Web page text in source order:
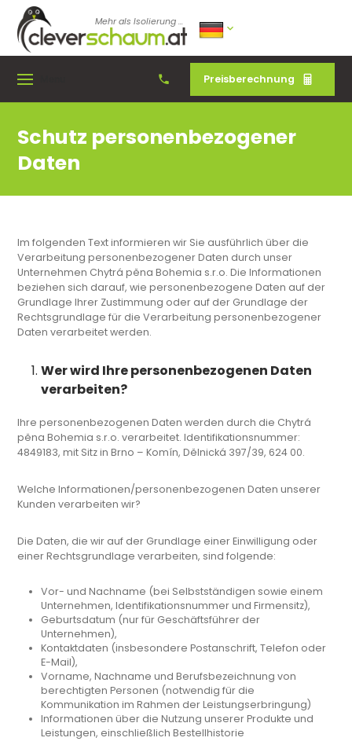
Mehr als Isolierung ...
Preisberechnung
Schutz personenbezogener
Daten
Im folgenden Text informieren wir Sie ausführlich über die
Verarbeitung personenbezogener Daten durch unser
Unternehmen Chytrá pěna Bohemia s.r.o. Die Informationen
beziehen sich darauf, wie personenbezogene Daten auf der
Grundlage Ihrer Zustimmung oder auf der Grundlage der
Rechtsgrundlage für die Verarbeitung personenbezogener
Daten verarbeitet werden.
Wer wird Ihre personenbezogenen Daten
verarbeiten?
Ihre personenbezogenen Daten werden durch die Chytrá
pěna Bohemia s.r.o. verarbeitet. Identifikationsnummer:
4849183, mit Sitz in Brno – Komín, Dělnická 397/39, 624 00.
Welche Informationen/personenbezogenen Daten unserer
Kunden verarbeiten wir?
Die Daten, die wir auf der Grundlage einer Einwilligung oder
einer Rechtsgrundlage verarbeiten, sind folgende:
Vor- und Nachname (bei Selbstständigen sowie einem
Unternehmen, Identifikationsnummer und Firmensitz),
Geburtsdatum (nur für Geschäftsführer der
Unternehmen),
Kontaktdaten (insbesondere Postanschrift, Telefon oder
E-Mail),
Vorname, Nachname und Berufsbezeichnung von
berechtigten Personen (notwendig für die
Kommunikation im Rahmen der Leistungserbringung)
Informationen über die Nutzung unserer Produkte und
Leistungen, einschließlich Bestellhistorie